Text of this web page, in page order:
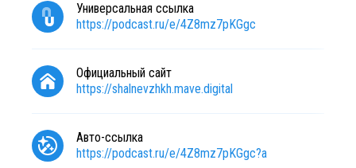
Универсальная ссылка
https://podcast.ru/e/4Z8mz7pKGgc
Официальный сайт
https://shalnevzhkh.mave.digital
Авто-ссылка
https://podcast.ru/e/4Z8mz7pKGgc?a